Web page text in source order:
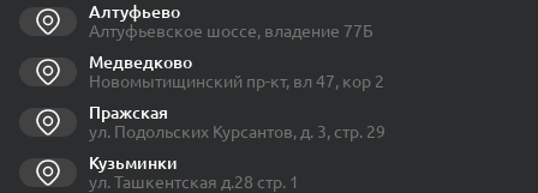
Алтуфьево
Алтуфьевское шоссе, владение 77Б
Медведково
Новомытищинский пр-кт, вл 47, кор 2
Пражская
ул. Подольских Курсантов, д. 3, стр. 29
Кузьминки
ул. Ташкентская д.28 стр. 1